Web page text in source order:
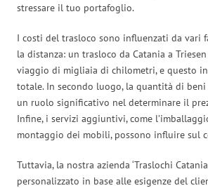
stressare il tuo portafoglio.
I costi del trasloco sono influenzati da vari
la distanza: un trasloco da Catania a
viaggio di migliaia di chilometri, e questo
totale. In secondo luogo, la quantità di
un ruolo significativo nel determinare il
Infine, i servizi aggiuntivi, come
montaggio dei mobili, possono influire sul
Tuttavia, la nostra azienda ‘Traslochi
personalizzato in base alle esigenze del